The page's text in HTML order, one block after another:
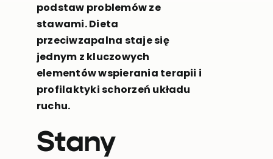
podstaw problemów ze
stawami. Dieta
przeciwzapalna staje się
jednym z kluczowych
elementów wspierania terapii i
profilaktyki schorzeń układu
ruchu.
Stany